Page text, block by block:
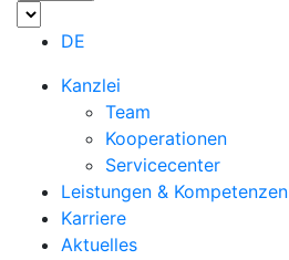
DE
Kanzlei
Team
Kooperationen
Servicecenter
Leistungen & Kompetenzen
Karriere
Aktuelles